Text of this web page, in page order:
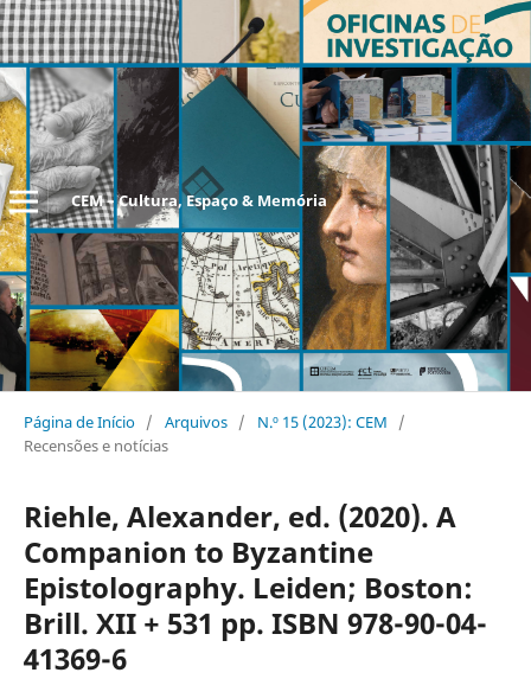
CEM – Cultura, Espaço & Memória
Página de Início / Arquivos / N.º 15 (2023): CEM
/
Recensões e notícias
Riehle, Alexander, ed. (2020). A
Companion to Byzantine
Epistolography. Leiden; Boston:
Brill. XII + 531 pp. ISBN 978-90-04-
41369-6